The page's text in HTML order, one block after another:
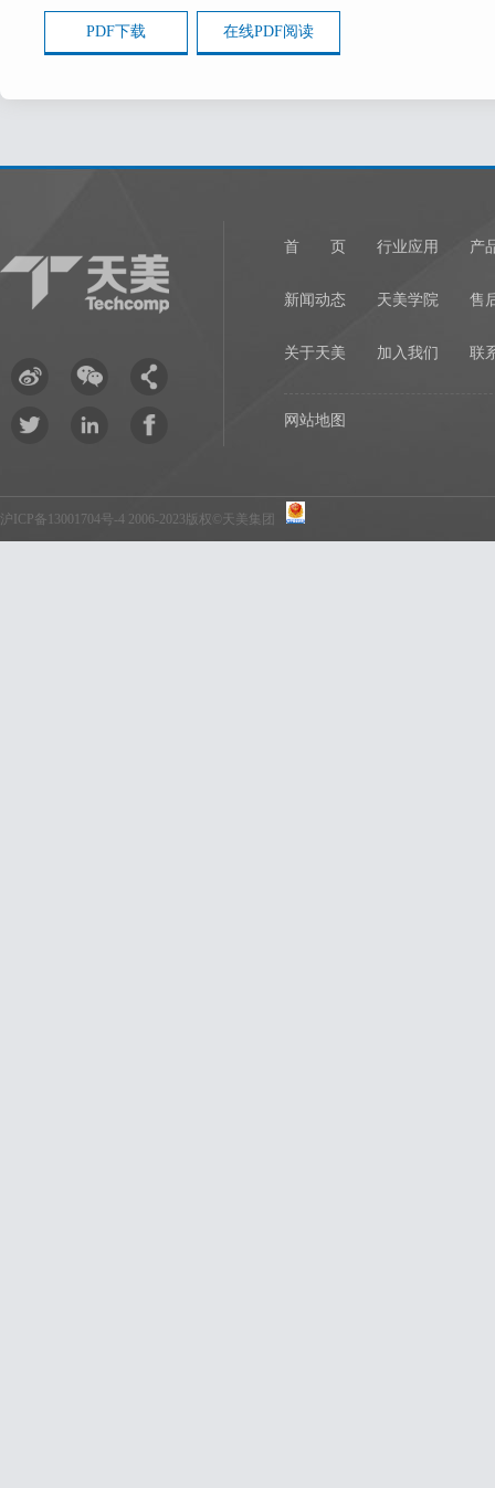
PDF下载 在线PDF阅读
首 页 行业应用 产
新闻动态 天美学院 售
关于天美 加入我们 联
网站地图
沪ICP备13001704号-4 2006-2023版权©天美集团